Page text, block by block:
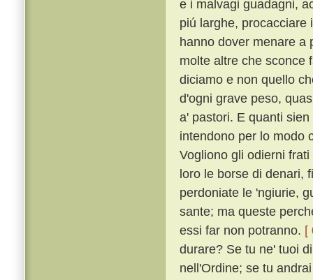
e i malvagi guadagni,
piú larghe, procacciare
hanno dover menare
molte altre che sconce
diciamo e non quello
d'ogni grave peso,
a' pastori. E quanti
intendono per lo modo
Vogliono gli odierni
loro le borse di denari,
perdoniate le 'ngiurie,
sante; ma queste
essi far non potranno. [
durare? Se tu ne' tuoi
nell'Ordine; se tu